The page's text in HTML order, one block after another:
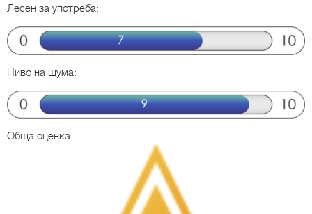
Лесен за употреба:
Ниво на шума:
Обща оценка: